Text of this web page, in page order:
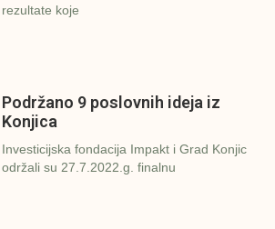
rezultate koje
Podržano 9 poslovnih ideja iz
Konjica
Investicijska fondacija Impakt i Grad Konjic
održali su 27.7.2022.g. finalnu